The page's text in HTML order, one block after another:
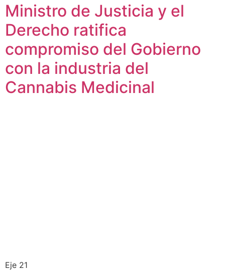
Ministro de Justicia y el
Derecho ratifica
compromiso del Gobierno
con la industria del
Cannabis Medicinal
Eje 21